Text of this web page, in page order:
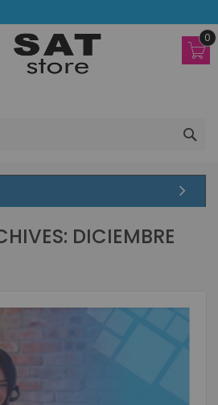
0
DICIEMBRE